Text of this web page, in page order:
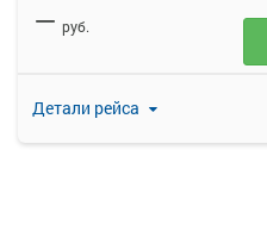
Детали рейса
— руб.